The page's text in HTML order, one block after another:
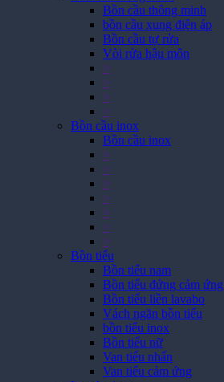
Bồn cầu thông minh
bồn cầu xung điện áp
Bồn cầu tự rửa
Vòi rửa hậu môn
>
>
>
>
Bồn cầu inox
Bồn cầu inox
>
>
>
>
>
>
>
Bồn tiểu
Bồn tiểu nam
Bồn tiểu đứng cảm ứng
Bồn tiểu liền lavabo
Vách ngăn bồn tiểu
bồn tiểu inox
Bồn tiểu nữ
Van tiểu nhấn
Van tiểu cảm ứng